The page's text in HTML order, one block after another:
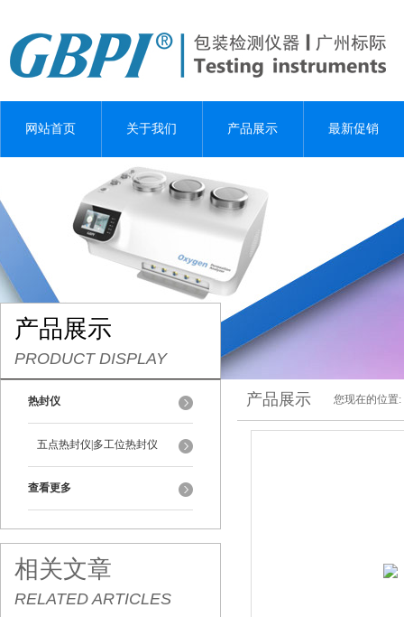
网站首页 关于我们 产品展示 最新促销
产品展示
PRODUCT DISPLAY
热封仪
五点热封仪|多工位热封仪
查看更多
相关文章
RELATED ARTICLES
产品展示 您现在的位置: